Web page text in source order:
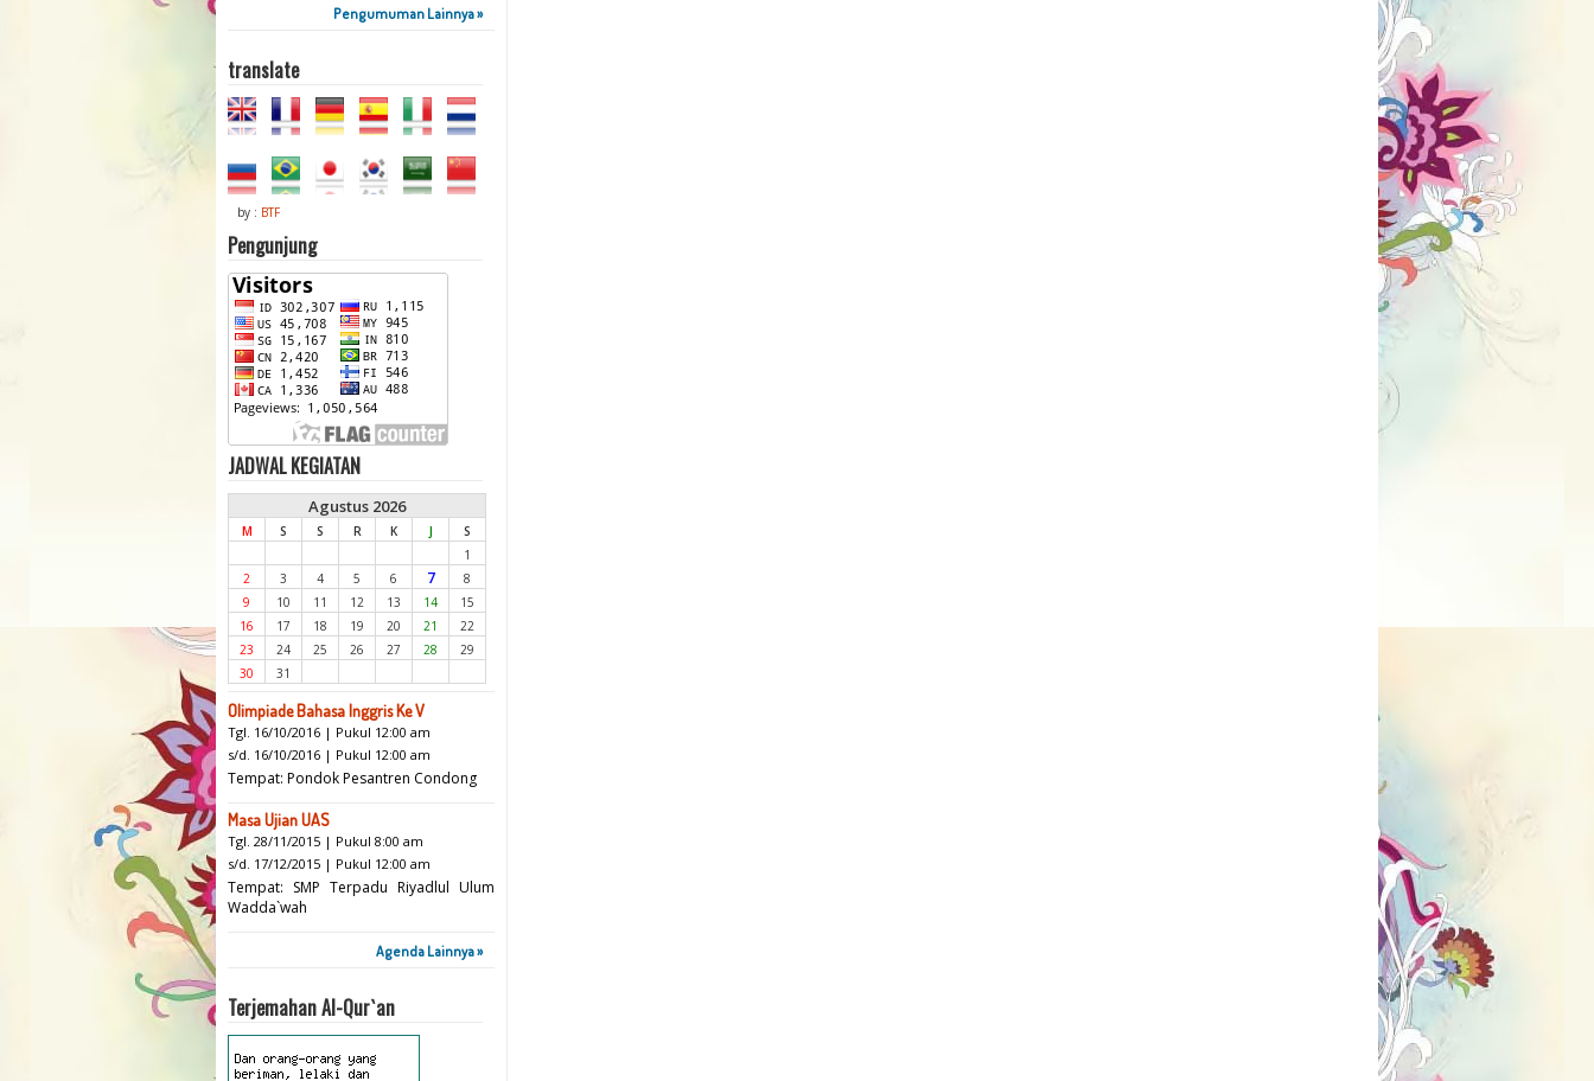
Pengumuman Lainnya »
translate
by : BTF
Pengunjung
JADWAL KEGIATAN
Agustus 2026
M S S R K J
S
1
2
3 4 5 6 7
8
9
10 11 12 13 14
15
16
17 18 19 20 21
22
23
24 25 26 27 28
29
30
31
Olimpiade Bahasa Inggris Ke V
Tgl. 16/10/2016 | Pukul 12:00 am
s/d. 16/10/2016 | Pukul 12:00 am
Tempat: Pondok Pesantren Condong
Masa Ujian UAS
Tgl. 28/11/2015 | Pukul 8:00 am
s/d. 17/12/2015 | Pukul 12:00 am
Tempat: SMP Terpadu Riyadlul Ulum
Wadda`wah
Agenda Lainnya »
Terjemahan Al-Qur`an